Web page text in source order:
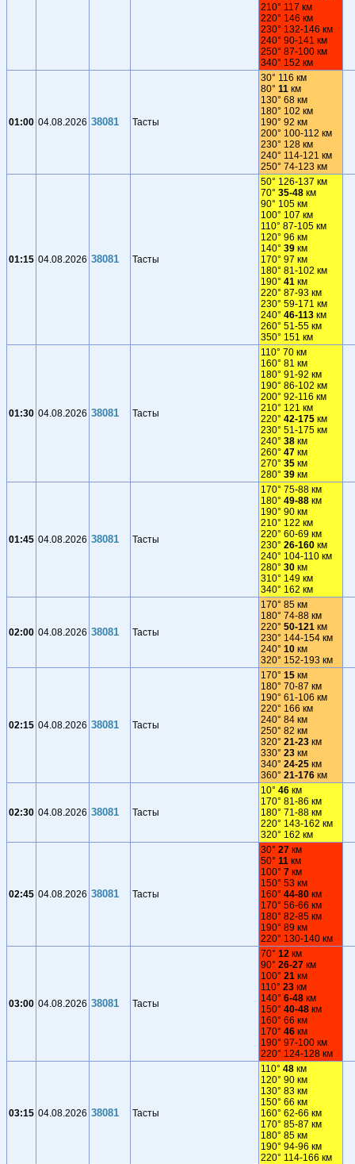
210° 117 км
220° 146 км
230° 132-146 км
240° 90-141 км
250° 87-100 км
340° 152 км
01:00 04.08.2026 38081 Тасты
30° 116 км
80° 11 км
130° 68 км
180° 102 км
190° 92 км
200° 100-112 км
230° 128 км
240° 114-121 км
250° 74-123 км
01:15 04.08.2026 38081 Тасты
50° 126-137 км
70° 35-48 км
90° 105 км
100° 107 км
110° 87-105 км
120° 96 км
140° 39 км
170° 97 км
180° 81-102 км
190° 41 км
220° 87-93 км
230° 59-171 км
240° 46-113 км
260° 51-55 км
350° 151 км
01:30 04.08.2026 38081 Тасты
110° 70 км
160° 81 км
180° 91-92 км
190° 86-102 км
200° 92-116 км
210° 121 км
220° 42-175 км
230° 51-175 км
240° 38 км
260° 47 км
270° 35 км
280° 39 км
01:45 04.08.2026 38081 Тасты
170° 75-88 км
180° 49-88 км
190° 90 км
210° 122 км
220° 60-69 км
230° 26-160 км
240° 104-110 км
280° 30 км
310° 149 км
340° 162 км
02:00 04.08.2026 38081 Тасты
170° 85 км
180° 74-88 км
220° 50-121 км
230° 144-154 км
240° 10 км
320° 152-193 км
02:15 04.08.2026 38081 Тасты
170° 15 км
180° 70-87 км
190° 61-106 км
220° 166 км
240° 84 км
250° 82 км
320° 21-23 км
330° 23 км
340° 24-25 км
360° 21-176 км
02:30 04.08.2026 38081 Тасты
10° 46 км
170° 81-86 км
180° 71-88 км
220° 143-162 км
320° 162 км
02:45 04.08.2026 38081 Тасты
30° 27 км
50° 11 км
100° 7 км
150° 53 км
160° 44-80 км
170° 56-66 км
180° 82-85 км
190° 89 км
220° 130-140 км
03:00 04.08.2026 38081 Тасты
70° 12 км
90° 26-27 км
100° 21 км
110° 23 км
140° 6-48 км
150° 40-48 км
160° 66 км
170° 46 км
190° 97-100 км
220° 124-128 км
03:15 04.08.2026 38081 Тасты
110° 48 км
120° 90 км
130° 83 км
150° 66 км
160° 62-66 км
170° 85-87 км
180° 85 км
190° 94-96 км
220° 114-166 км